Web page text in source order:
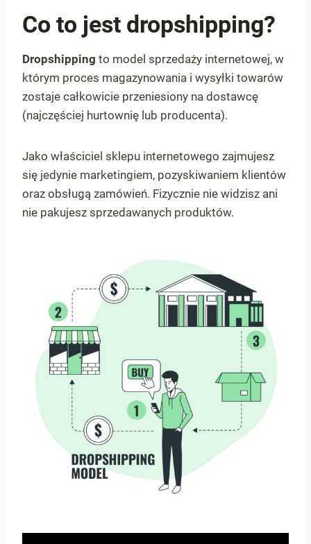
Co to jest dropshipping?
Dropshipping to model sprzedaży internetowej, w
którym proces magazynowania i wysyłki towarów
zostaje całkowicie przeniesiony na dostawcę
(najczęściej hurtownię lub producenta).
Jako właściciel sklepu internetowego zajmujesz
się jedynie marketingiem, pozyskiwaniem klientów
oraz obsługą zamówień. Fizycznie nie widzisz ani
nie pakujesz sprzedawanych produktów.